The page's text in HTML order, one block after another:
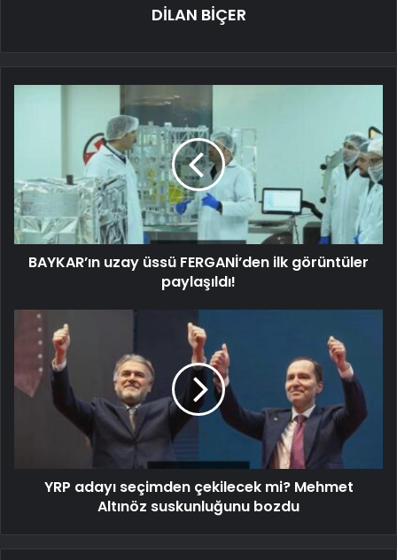
DİLAN BİÇER
BAYKAR’ın uzay üssü FERGANİ’den ilk görüntüler
paylaşıldı!
YRP adayı seçimden çekilecek mi? Mehmet
Altınöz suskunluğunu bozdu